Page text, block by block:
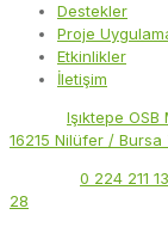
Destekler
Proje
Etkinlikler
İletişim
Işıktepe
16215 Nilüfer / Bursa
0 224 211
28